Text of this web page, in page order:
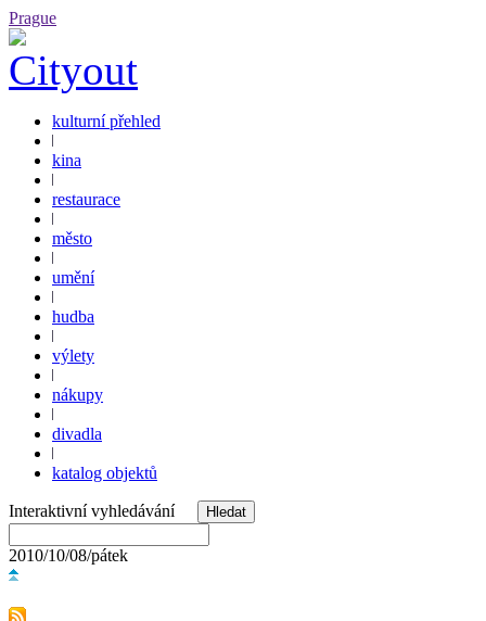
Prague
kulturní přehled
kina
restaurace
město
umění
hudba
výlety
nákupy
divadla
katalog objektů
Interaktivní vyhledávání
2010/10/08/pátek